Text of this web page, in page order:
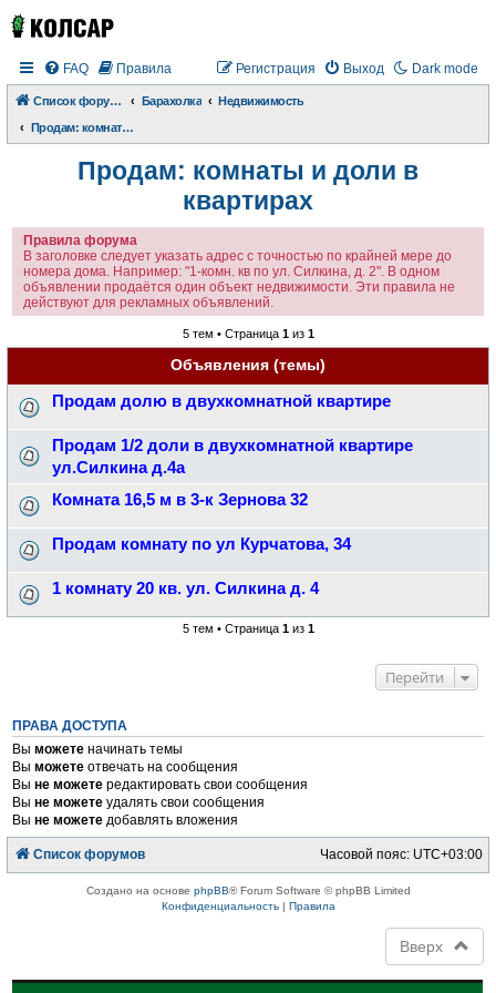
Dark mode
FAQ Правила Выход
Регистрация
Список форумов Барахолка
Недвижимость
Продам: комнаты и доли в квартирах
Продам: комнаты и доли в
квартирах
Правила форума
В заголовке следует указать адрес с точностью по крайней мере до
номера дома. Например: "1-комн. кв по ул. Силкина, д. 2". В одном
объявлении продаётся один объект недвижимости. Эти правила не
действуют для рекламных объявлений.
5 тем • Страница 1из 1
Объявления (темы)
Продам долю в двухкомнатной квартире
Продам 1/2 доли в двухкомнатной квартире
ул.Силкина д.4а
Комната 16,5 м в 3-к Зернова 32
Продам комнату по ул Курчатова, 34
1 комнату 20 кв. ул. Силкина д. 4
5 тем • Страница 1из 1
Перейти
ПРАВА ДОСТУПА
Выможете начинать темы
Выможете отвечать на сообщения
Выне можете редактировать свои сообщения
Выне можете удалять свои сообщения
Выне можете добавлять вложения
Список форумов Часовой пояс: UTC+03:00
Создано на основе phpBB® Forum Software © phpBB Limited
Конфиденциальность| Правила
Вверх